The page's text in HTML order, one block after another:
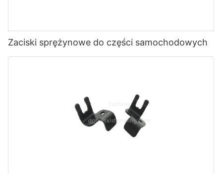
Zaciski sprężynowe do części samochodowych